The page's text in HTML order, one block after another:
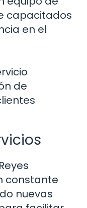
capacitados
en el
de
constante
nuevas